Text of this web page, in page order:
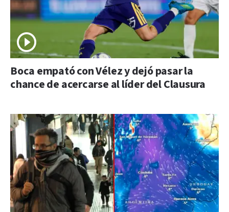
Boca empató con Vélez y dejó pasar la
chance de acercarse al líder del Clausura